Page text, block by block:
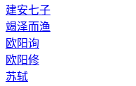
建安七子
竭泽而渔
欧阳询
欧阳修
苏轼